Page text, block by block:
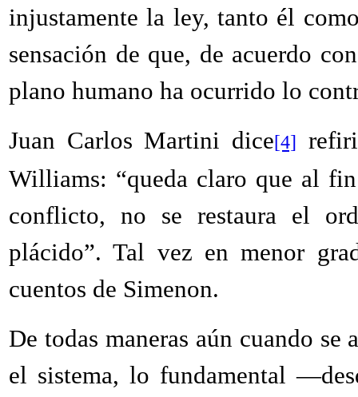
injustamente la ley, tanto él
sensación de que, de acuerdo
plano humano ha ocurrido lo
Juan Carlos Martini dice[4]
Williams: “queda claro que al
conflicto, no se restaura el
plácido”. Tal vez en menor
cuentos de Simenon.
De todas maneras aún cuando
el sistema, lo fundamental